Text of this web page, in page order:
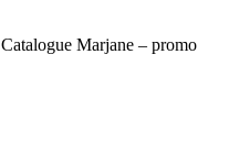
Catalogue Marjane – promo